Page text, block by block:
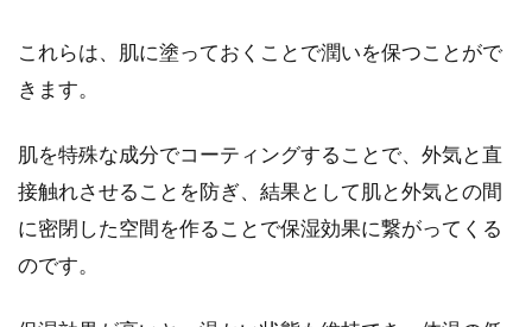
足が臭いとお悩みの方は、案外多いですよね。
ネットなどで調べてみると、足の臭いには「ミ
ョウバン」と...
これらは、肌に塗っておくことで潤いを保つことがで
きます。
肌を特殊な成分でコーティングすることで、外気と直
接触れさせることを防ぎ、結果として肌と外気との間
に密閉した空間を作ることで保湿効果に繋がってくる
のです。